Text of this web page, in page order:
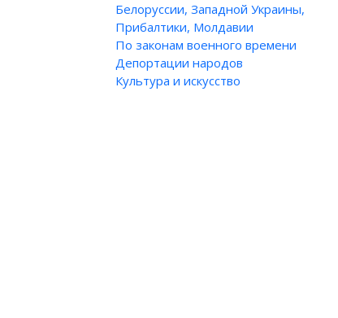
Белоруссии, Западной Украины,
Прибалтики, Молдавии
По законам военного времени
Депортации народов
Культура и искусство